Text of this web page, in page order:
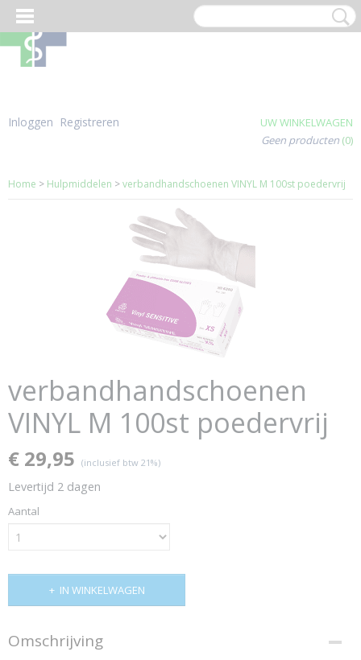
Inloggen Registreren
UW WINKELWAGEN
Geen producten (0)
Home > Hulpmiddelen >verbandhandschoenen VINYL M 100st poedervrij
verbandhandschoenen
VINYL M 100st poedervrij
€ 29,95 (inclusief btw 21%)
Levertijd 2 dagen
Aantal
IN WINKELWAGEN
Omschrijving